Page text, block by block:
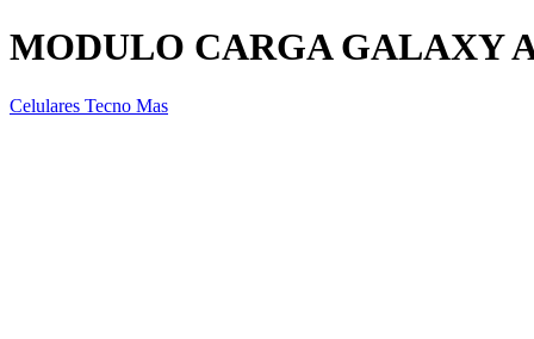
MODULO CARGA GALAXY
Celulares Tecno Mas